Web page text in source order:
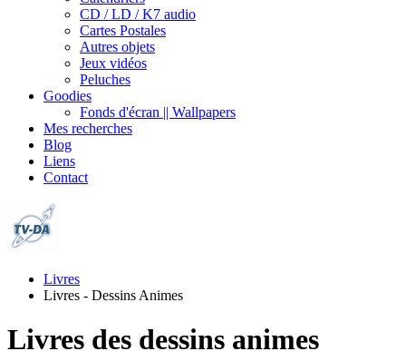
CD / LD / K7 audio
Cartes Postales
Autres objets
Jeux vidéos
Peluches
Goodies
Fonds d'écran || Wallpapers
Mes recherches
Blog
Liens
Contact
Livres
Livres - Dessins Animes
Livres des dessins animes